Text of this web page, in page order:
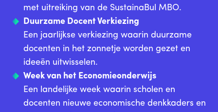
met uitreiking van de SustainaBul MBO.
Duurzame Docent Verkiezing
Een jaarlijkse verkiezing waarin duurzame
docenten in het zonnetje worden gezet en
ideeën uitwisselen.
Week van het Economieonderwijs
Een landelijke week waarin scholen en
docenten nieuwe economische denkkaders en